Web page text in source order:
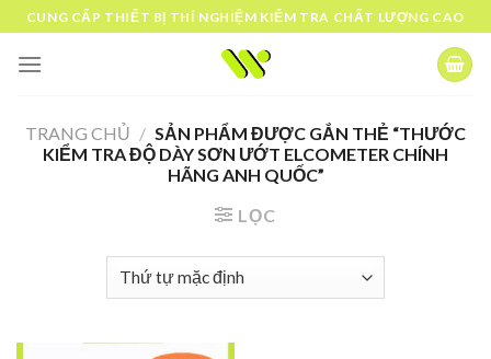
Skip
to
content
CUNG CẤP THIẾT BỊ THÍ NGHIỆM KIỂM TRA CHẤT LƯỢNG CAO
TRANG CHỦ / SẢN PHẨM ĐƯỢC GẮN THẺ “THƯỚC
KIỂM TRA ĐỘ DÀY SƠN ƯỚT ELCOMETER CHÍNH
HÃNG ANH QUỐC”
LỌC